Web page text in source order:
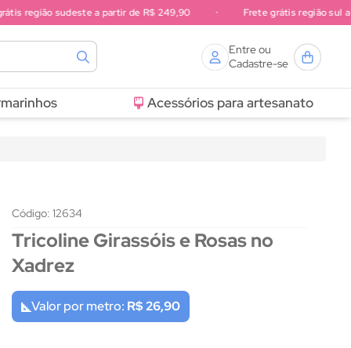
região sudeste a partir de R$ 249,90 Frete grátis região sul a
Entre ou
Cadastre-se
Acessórios para artesanato
Código: 12634
Tricoline Girassóis e Rosas no
Xadrez
Valor por metro: R$ 26,90